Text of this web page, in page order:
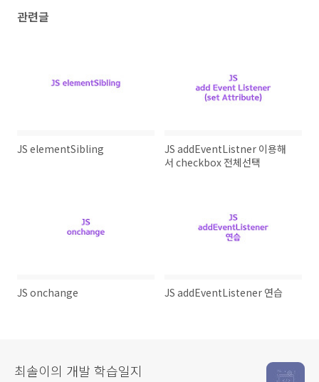
관련글
JS elementSibling
JS addEventListner 이용해
서 checkbox 전체선택
JS onchange JS addEventListener 연습
최솔이의 개발 학습일지